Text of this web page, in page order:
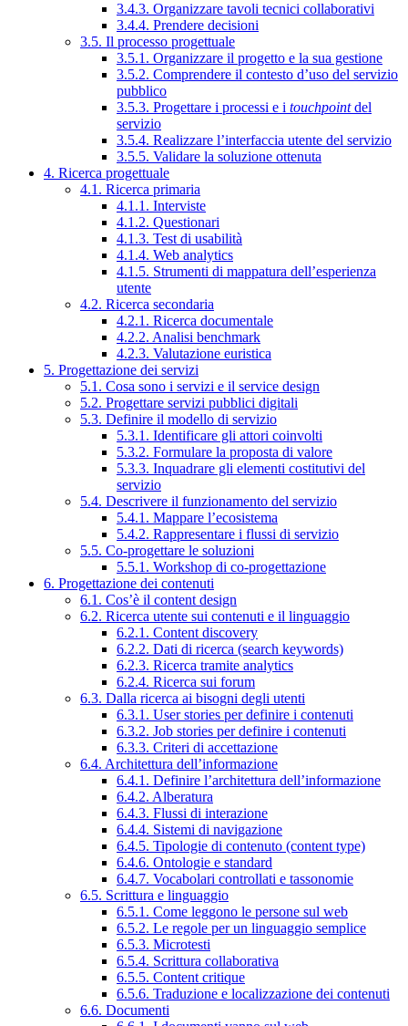
3.4.3. Organizzare tavoli tecnici collaborativi
3.4.4. Prendere decisioni
3.5. Il processo progettuale
3.5.1. Organizzare il progetto e la sua gestione
3.5.2. Comprendere il contesto d’uso del servizio
pubblico
3.5.3. Progettare i processi e i touchpointdel
servizio
3.5.4. Realizzare l’interfaccia utente del servizio
3.5.5. Validare la soluzione ottenuta
4. Ricerca progettuale
4.1. Ricerca primaria
4.1.1. Interviste
4.1.2. Questionari
4.1.3. Test di usabilità
4.1.4. Web analytics
4.1.5. Strumenti di mappatura dell’esperienza
utente
4.2. Ricerca secondaria
4.2.1. Ricerca documentale
4.2.2. Analisi benchmark
4.2.3. Valutazione euristica
5. Progettazione dei servizi
5.1. Cosa sono i servizi e il service design
5.2. Progettare servizi pubblici digitali
5.3. Definire il modello di servizio
5.3.1. Identificare gli attori coinvolti
5.3.2. Formulare la proposta di valore
5.3.3. Inquadrare gli elementi costitutivi del
servizio
5.4. Descrivere il funzionamento del servizio
5.4.1. Mappare l’ecosistema
5.4.2. Rappresentare i flussi di servizio
5.5. Co-progettare le soluzioni
5.5.1. Workshop di co-progettazione
6. Progettazione dei contenuti
6.1. Cos’è il content design
6.2. Ricerca utente sui contenuti e il linguaggio
6.2.1. Content discovery
6.2.2. Dati di ricerca (search keywords)
6.2.3. Ricerca tramite analytics
6.2.4. Ricerca sui forum
6.3. Dalla ricerca ai bisogni degli utenti
6.3.1. User stories per definire i contenuti
6.3.2. Job stories per definire i contenuti
6.3.3. Criteri di accettazione
6.4. Architettura dell’informazione
6.4.1. Definire l’architettura dell’informazione
6.4.2. Alberatura
6.4.3. Flussi di interazione
6.4.4. Sistemi di navigazione
6.4.5. Tipologie di contenuto (content type)
6.4.6. Ontologie e standard
6.4.7. Vocabolari controllati e tassonomie
6.5. Scrittura e linguaggio
6.5.1. Come leggono le persone sul web
6.5.2. Le regole per un linguaggio semplice
6.5.3. Microtesti
6.5.4. Scrittura collaborativa
6.5.5. Content critique
6.5.6. Traduzione e localizzazione dei contenuti
6.6. Documenti